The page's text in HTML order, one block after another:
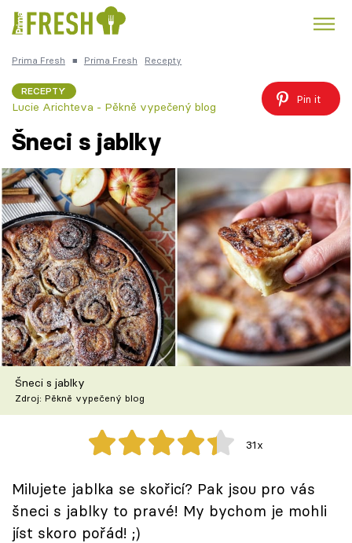
Česká kuchyně Čokoláda
Témata
Recepty
Články
TV Program
Škola vaření
Recepty z TV
Speciál: Cuketa
Těhotnej kuchař
Sledujte prima+
Prima Fresh ■ Prima Fresh Recepty
RECEPTY
Lucie Arichteva - Pěkně vypečený blog
Pin it
Šneci s jablky
Šneci s jablky
Zdroj: Pěkně vypečený blog
31x
Milujete jablka se skořicí? Pak jsou pro vás
šneci s jablky to pravé! My bychom je mohli
jíst skoro pořád! ;)